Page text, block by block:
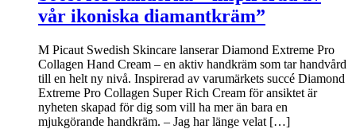
vår ikoniska diamantkräm”
M Picaut Swedish Skincare lanserar Diamond Extreme Pro
Collagen Hand Cream – en aktiv handkräm som tar handvård
till en helt ny nivå. Inspirerad av varumärkets succé Diamond
Extreme Pro Collagen Super Rich Cream för ansiktet är
nyheten skapad för dig som vill ha mer än bara en
mjukgörande handkräm. – Jag har länge velat […]